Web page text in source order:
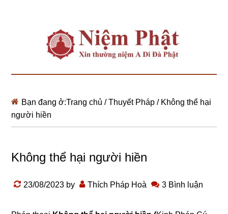
Bạn đang ở:Trang chủ / Thuyết Pháp /Không thể hại
người hiền
Không thể hại người hiền
23/08/2023 by Thích Pháp Hoà 3 Bình luận